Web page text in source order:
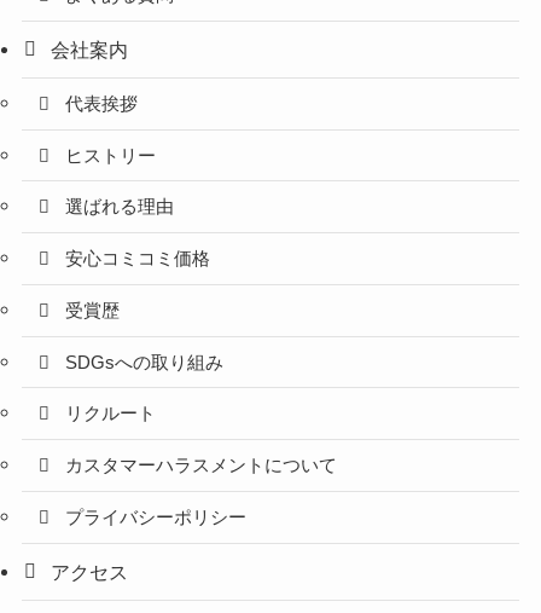
会社案内
代表挨拶
ヒストリー
選ばれる理由
安心コミコミ価格
受賞歴
SDGsへの取り組み
リクルート
カスタマーハラスメントについて
プライバシーポリシー
アクセス